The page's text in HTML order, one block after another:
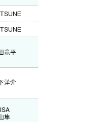
竜平
洋介
隼